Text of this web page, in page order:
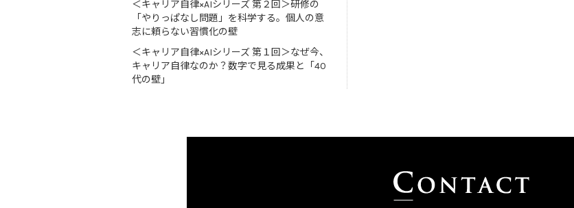
＜キャリア自律×AIシリーズ 第２回＞研修の
「やりっぱなし問題」を科学する。個人の意
志に頼らない習慣化の壁
＜キャリア自律×AIシリーズ 第１回＞なぜ今、
キャリア自律なのか？数字で見る成果と「40
代の壁」